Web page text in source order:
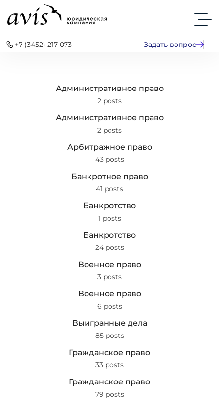
+7 (3452) 217-073 Задать вопрос
Административное право
2 posts
Административное право
2 posts
Арбитражное право
43 posts
Банкротное право
41 posts
Банкротство
1 posts
Банкротство
24 posts
Военное право
3 posts
Военное право
6 posts
Выигранные дела
85 posts
Гражданское право
33 posts
Гражданское право
79 posts